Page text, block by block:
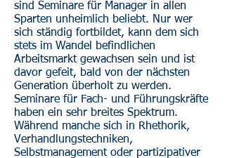
sind Seminare für Manager in allen
Sparten unheimlich beliebt. Nur wer
sich ständig fortbildet, kann dem sich
stets im Wandel befindlichen
Arbeitsmarkt gewachsen sein und ist
davor gefeit, bald von der nächsten
Generation überholt zu werden.
Seminare für Fach- und Führungskräfte
haben ein sehr breites Spektrum.
Während manche sich in Rhethorik,
Verhandlungstechniken,
Selbstmanagement oder partizipativer